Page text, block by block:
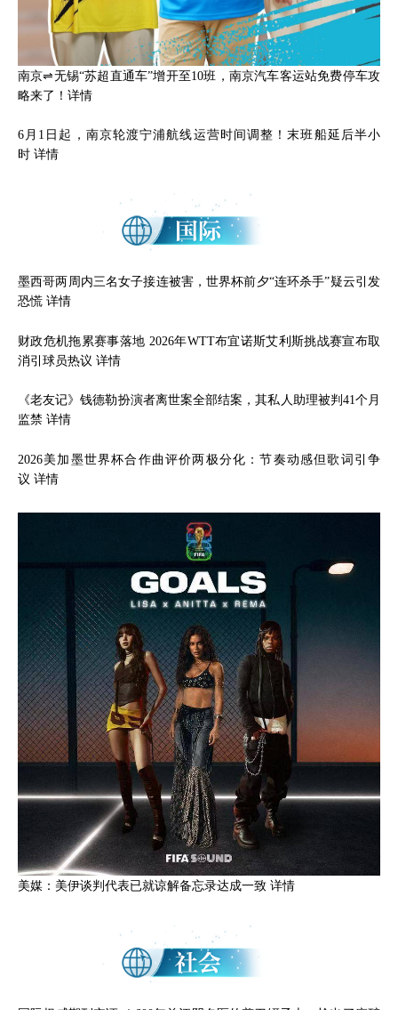
南京⇌无锡“苏超直通车”增开至10班，南京汽车客运站免费停车攻
略来了！ 详情
6月1日起，南京轮渡宁浦航线运营时间调整！末班船延后半小
时 详情
墨西哥两周内三名女子接连被害，世界杯前夕“连环杀手”疑云引发
恐慌 详情
财政危机拖累赛事落地 2026年WTT布宜诺斯艾利斯挑战赛宣布取
消引球员热议 详情
《老友记》钱德勒扮演者离世案全部结案，其私人助理被判41个月
监禁 详情
2026美加墨世界杯合作曲评价两极分化：节奏动感但歌词引争
议 详情
美媒：美伊谈判代表已就谅解备忘录达成一致 详情